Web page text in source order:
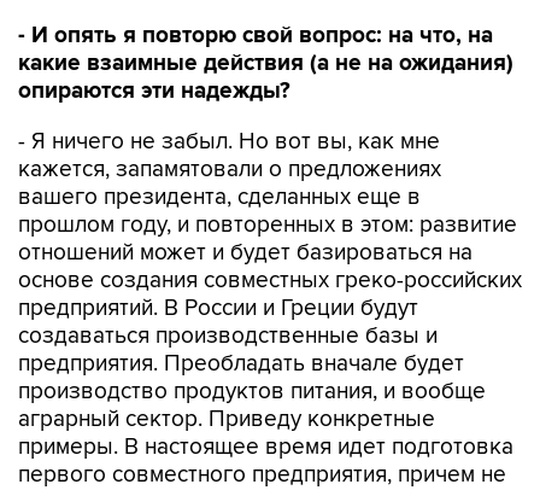
- И опять я повторю свой вопрос: на что, на
какие взаимные действия (а не на ожидания)
опираются эти надежды?
- Я ничего не забыл. Но вот вы, как мне
кажется, запамятовали о предложениях
вашего президента, сделанных еще в
прошлом году, и повторенных в этом: развитие
отношений может и будет базироваться на
основе создания совместных греко-российских
предприятий. В России и Греции будут
создаваться производственные базы и
предприятия. Преобладать вначале будет
производство продуктов питания, и вообще
аграрный сектор. Приведу конкретные
примеры. В настоящее время идет подготовка
первого совместного предприятия, причем не